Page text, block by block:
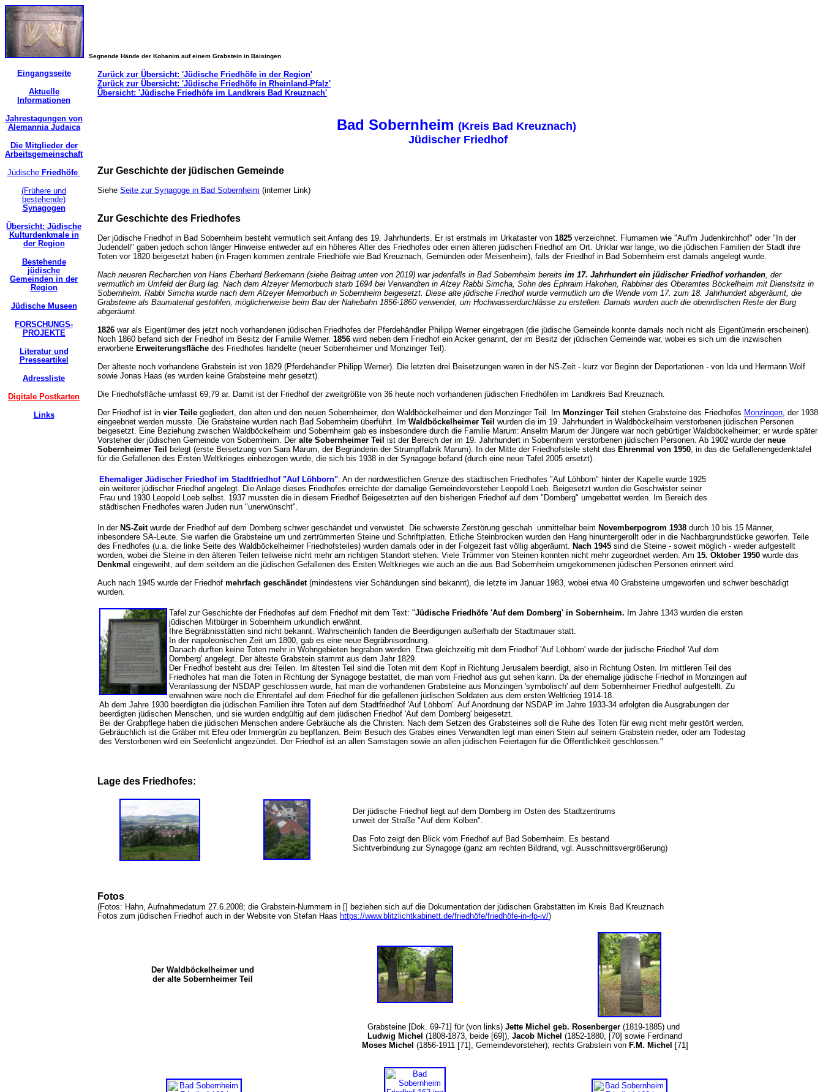
Segnende Hände der Kohanim auf einem Grabstein in Baisingen
Eingangsseite
Aktuelle
Informationen
Jahrestagungen von
Alemannia Judaica
Die Mitglieder der
Arbeitsgemeinschaft
Jüdische Friedhöfe
(Frühere und
bestehende)
Synagogen
Übersicht: Jüdische
Kulturdenkmale in
der Region
Bestehende
jüdische
Gemeinden in der
Region
Jüdische Museen
FORSCHUNGS-
PROJEKTE
Literatur und
Presseartikel
Adressliste
Digitale Postkarten
Links
Zurück zur Übersicht: 'Jüdische Friedhöfe in der Region'
Zurück zur Übersicht: 'Jüdische Friedhöfe in Rheinland-Pfalz'
Übersicht: 'Jüdische Friedhöfe im Landkreis Bad Kreuznach'
Bad Sobernheim (Kreis Bad Kreuznach)
Jüdischer Friedhof
Zur Geschichte der jüdischen Gemeinde
Siehe Seite zur Synagoge in Bad Sobernheim (interner Link)
Zur Geschichte des Friedhofes
Der jüdische Friedhof in Bad Sobernheim besteht vermutlich seit Anfang des 19. Jahrhunderts. Er ist erstmals im Urkataster von 1825 verzeichnet. Flurnamen wie "Auf'm Judenkirchhof" oder "In der
Judendell" gaben jedoch schon länger Hinweise entweder auf ein höheres Alter des Friedhofes oder einen älteren jüdischen Friedhof am Ort. Unklar war lange, wo die jüdischen Familien der Stadt ihre
Toten vor 1820 beigesetzt haben (in Fragen kommen zentrale Friedhöfe wie Bad Kreuznach, Gemünden oder Meisenheim), falls der Friedhof in Bad Sobernheim erst damals angelegt wurde.
Nach neueren Recherchen von Hans Eberhard Berkemann (siehe Beitrag unten von 2019) war jedenfalls in Bad Sobernheim bereits im 17. Jahrhundert ein jüdischer Friedhof vorhanden, der
vermutlich im Umfeld der Burg lag. Nach dem Alzeyer Memorbuch starb 1694 bei Verwandten in Alzey Rabbi Simcha, Sohn des Ephraim Hakohen, Rabbiner des Oberamtes Böckelheim mit Dienstsitz in
Sobernheim. Rabbi Simcha wurde nach dem Alzeyer Memorbuch in Sobernheim beigesetzt. Diese alte jüdische Friedhof wurde vermutlich um die Wende vom 17. zum 18. Jahrhundert abgeräumt, die
Grabsteine als Baumaterial gestohlen, möglicherweise beim Bau der Nahebahn 1856-1860 verwendet, um Hochwasserdurchlässe zu erstellen. Damals wurden auch die oberirdischen Reste der Burg
abgeräumt.
1826 war als Eigentümer des jetzt noch vorhandenen jüdischen Friedhofes der Pferdehändler Philipp Werner eingetragen (die jüdische Gemeinde konnte damals noch nicht als Eigentümerin erscheinen).
Noch 1860 befand sich der Friedhof im Besitz der Familie Werner. 1856 wird neben dem Friedhof ein Acker genannt, der im Besitz der jüdischen Gemeinde war, wobei es sich um die inzwischen
erworbene Erweiterungsfläche des Friedhofes handelte (neuer Sobernheimer und Monzinger Teil).
Der älteste noch vorhandene Grabstein ist von 1829 (Pferdehändler Philipp Werner). Die letzten drei Beisetzungen waren in der NS-Zeit - kurz vor Beginn der Deportationen - von Ida und Hermann Wolf
sowie Jonas Haas (es wurden keine Grabsteine mehr gesetzt).
Die Friedhofsfläche umfasst 69,79 ar. Damit ist der Friedhof der zweitgrößte von 36 heute noch vorhandenen jüdischen Friedhöfen im Landkreis Bad Kreuznach.
Der Friedhof ist in vier Teile gegliedert, den alten und den neuen Sobernheimer, den Waldböckelheimer und den Monzinger Teil. Im Monzinger Teil stehen Grabsteine des Friedhofes Monzingen, der 1938
eingeebnet werden musste. Die Grabsteine wurden nach Bad Sobernheim überführt. Im Waldböckelheimer Teil wurden die im 19. Jahrhundert in Waldböckelheim verstorbenen jüdischen Personen
beigesetzt. Eine Beziehung zwischen Waldböckelheim und Sobernheim gab es insbesondere durch die Familie Marum: Anselm Marum der Jüngere war noch gebürtiger Waldböckelheimer; er wurde später
Vorsteher der jüdischen Gemeinde von Sobernheim. Der alte Sobernheimer Teil ist der Bereich der im 19. Jahrhundert in Sobernheim verstorbenen jüdischen Personen. Ab 1902 wurde der neue
Sobernheimer Teil
belegt (erste Beisetzung von Sara Marum, der Begründerin der Strumpffabrik Marum). In der Mitte der Friedhofsteile steht das Ehrenmal von 1950, in das die Gefallenengedenktafel
für die Gefallenen des Ersten Weltkrieges einbezogen wurde, die sich bis 1938 in der Synagoge befand (durch eine neue Tafel 2005 ersetzt).
Ehemaliger Jüdischer Friedhof im Stadtfriedhof "Auf Löhborn": An der nordwestlichen Grenze des städtischen Friedhofes "Auf Löhborn" hinter der Kapelle wurde 1925
ein weiterer jüdischer Friedhof angelegt. Die Anlage dieses Friedhofes erreichte der damalige Gemeindevorsteher Leopold Loeb. Beigesetzt wurden die Geschwister seiner
Frau und 1930 Leopold Loeb selbst. 1937 mussten die in diesem Friedhof Beigesetzten auf den bisherigen Friedhof auf dem "Domberg" umgebettet werden. Im Bereich des
städtischen Friedhofes waren Juden nun "unerwünscht".
In der NS-Zeitwurde der Friedhof auf dem Domberg schwer geschändet und verwüstet. Die schwerste Zerstörung geschah unmittelbar beim Novemberpogrom 1938 durch 10 bis 15 Männer,
inbesondere SA-Leute. Sie warfen die Grabsteine um und zertrümmerten Steine und Schriftplatten. Etliche Steinbrocken wurden den Hang hinuntergerollt oder in die Nachbargrundstücke geworfen. Teile
des Friedhofes (u.a. die linke Seite des Waldböckelheimer Friedhofsteiles) wurden damals oder in der Folgezeit fast völlig abgeräumt. Nach 1945 sind die Steine - soweit möglich - wieder aufgestellt
worden, wobei die Steine in den älteren Teilen teilweise nicht mehr am richtigen Standort stehen. Viele Trümmer von Steinen konnten nicht mehr zugeordnet werden. Am 15. Oktober 1950 wurde das
Denkmal eingeweiht, auf dem seitdem an die jüdischen Gefallenen des Ersten Weltkrieges wie auch an die aus Bad Sobernheim umgekommenen jüdischen Personen erinnert wird.
Auch nach 1945 wurde der Friedhof mehrfach geschändet(mindestens vier Schändungen sind bekannt), die letzte im Januar 1983, wobei etwa 40 Grabsteine umgeworfen und schwer beschädigt
wurden.
Tafel zur Geschichte der Friedhofes auf dem Friedhof mit dem Text: "Jüdische Friedhöfe 'Auf dem Domberg' in Sobernheim. Im Jahre 1343 wurden die ersten
jüdischen Mitbürger in Sobernheim urkundlich erwähnt.
Ihre Begräbnisstätten sind nicht bekannt. Wahrscheinlich fanden die Beerdigungen außerhalb der Stadtmauer statt.
In der napoleonischen Zeit um 1800, gab es eine neue Begräbnisordnung.
Danach durften keine Toten mehr in Wohngebieten begraben werden. Etwa gleichzeitig mit dem Friedhof 'Auf Löhborn' wurde der jüdische Friedhof 'Auf dem
Domberg' angelegt. Der älteste Grabstein stammt aus dem Jahr 1829.
Der Friedhof besteht aus drei Teilen. Im ältesten Teil sind die Toten mit dem Kopf in Richtung Jerusalem beerdigt, also in Richtung Osten. Im mittleren Teil des
Friedhofes hat man die Toten in Richtung der Synagoge bestattet, die man vom Friedhof aus gut sehen kann. Da der ehemalige jüdische Friedhof in Monzingen auf
Veranlassung der NSDAP geschlossen wurde, hat man die vorhandenen Grabsteine aus Monzingen 'symbolisch' auf dem Sobernheimer Friedhof aufgestellt. Zu
erwähnen wäre noch die Ehrentafel auf dem Friedhof für die gefallenen jüdischen Soldaten aus dem ersten Weltkrieg 1914-18.
Ab dem Jahre 1930 beerdigten die jüdischen Familien ihre Toten auf dem Stadtfriedhof 'Auf Löhborn'. Auf Anordnung der NSDAP im Jahre 1933-34 erfolgten die Ausgrabungen der
beerdigten jüdischen Menschen, und sie wurden endgültig auf dem jüdischen Friedhof 'Auf dem Domberg' beigesetzt.
Bei der Grabpflege haben die jüdischen Menschen andere Gebräuche als die Christen. Nach dem Setzen des Grabsteines soll die Ruhe des Toten für ewig nicht mehr gestört werden.
Gebräuchlich ist die Gräber mit Efeu oder Immergrün zu bepflanzen. Beim Besuch des Grabes eines Verwandten legt man einen Stein auf seinem Grabstein nieder, oder am Todestag
des Verstorbenen wird ein Seelenlicht angezündet. Der Friedhof ist an allen Samstagen sowie an allen jüdischen Feiertagen für die Öffentlichkeit geschlossen."
Lage des Friedhofes:
Der jüdische Friedhof liegt auf dem Domberg im Osten des Stadtzentrums
unweit der Straße "Auf dem Kolben".
Das Foto zeigt den Blick vom Friedhof auf Bad Sobernheim. Es bestand
Sichtverbindung zur Synagoge (ganz am rechten Bildrand, vgl. Ausschnittsvergrößerung)
Fotos
(Fotos: Hahn, Aufnahmedatum 27.6.2008; die Grabstein-Nummern in [] beziehen sich auf die Dokumentation der jüdischen Grabstätten im Kreis Bad Kreuznach
Fotos zum jüdischen Friedhof auch in der Website von Stefan Haas https://www.blitzlichtkabinett.de/friedhöfe/friedhöfe-in-rlp-iv/)
Der Waldböckelheimer und
der alte Sobernheimer Teil
Grabsteine [Dok. 69-71] für (von links) Jette Michel geb. Rosenberger (1819-1885) und
Ludwig Michel (1808-1873, beide [69]), Jacob Michel (1852-1880, [70] sowie Ferdinand
Moses Michel (1856-1911 [71], Gemeindevorsteher); rechts Grabstein von F.M. Michel [71]